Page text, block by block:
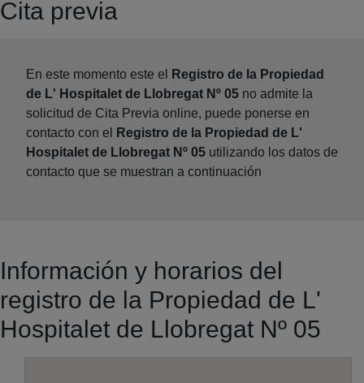
Cita previa
En este momento este el
Registro de la Propiedad
de L' Hospitalet de Llobregat Nº 05 no admite la
solicitud de Cita Previa online, puede ponerse en
contacto con el
Registro de la Propiedad de L'
Hospitalet de Llobregat Nº 05 utilizando los datos de
contacto que se muestran a continuación
Información y horarios del
registro de la Propiedad de L'
Hospitalet de Llobregat Nº 05